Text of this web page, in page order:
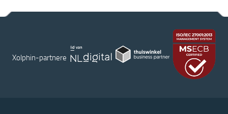
Xolphin-partnere